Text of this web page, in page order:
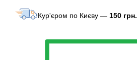
Кур'єром по Києву — 150 грн.